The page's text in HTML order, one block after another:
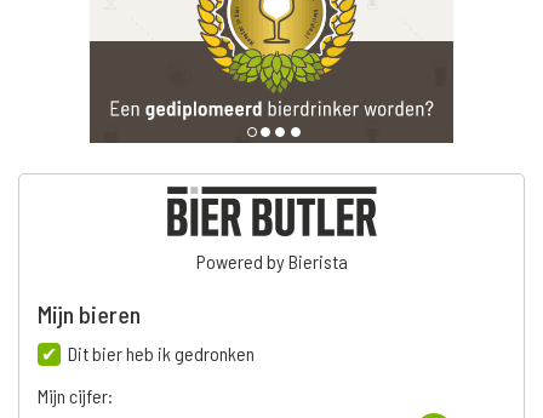
Powered by Bierista
Mijn bieren
Dit bier heb ik gedronken
Mijn cijfer: